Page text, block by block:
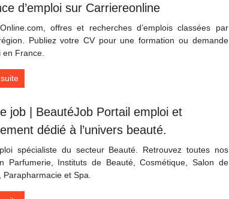
d’emploi sur Car­riereon­li­ne
offres et recherches d’emplois classées par
Publiez votre CV pour une formation ou demande
en France.
job | BeautéJob Portail emploi et
dédié à l’univers beauté.
spécialiste du secteur Beauté. Retrouvez toutes nos
Parfumerie, Instituts de Beauté, Cosmétique, Salon de
Parapharmacie et Spa.